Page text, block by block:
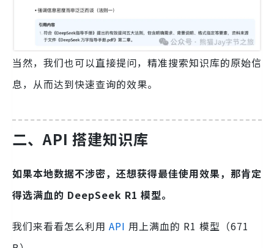
当然，我们也可以直接提问，精准搜索知识库的原始信
息，从而达到快速查询的效果。
二、API 搭建知识库
如果本地数据不涉密，还想获得最佳使用效果，那肯定
得选满血的 DeepSeek R1 模型。
我们来看看怎么利用 API 用上满血的 R1 模型（671